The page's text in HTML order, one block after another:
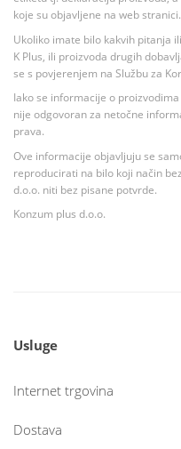
koje su objavljene na web stranici.
Ukoliko imate bilo kakvih pitanja
K Plus, ili proizvoda drugih
se s povjerenjem na Službu za
Iako se informacije o
nije odgovoran za netočne
prava.
Ove informacije objavljuju se
reproducirati na bilo koji način
d.o.o. niti bez pisane potvrde.
Konzum plus d.o.o.
Usluge
Internet trgovina
Dostava